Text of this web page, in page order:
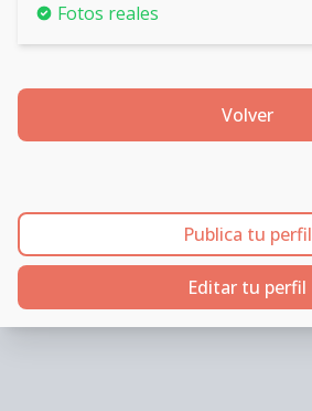
Fotos reales
Volver
Publica tu perfil
Editar tu perfil